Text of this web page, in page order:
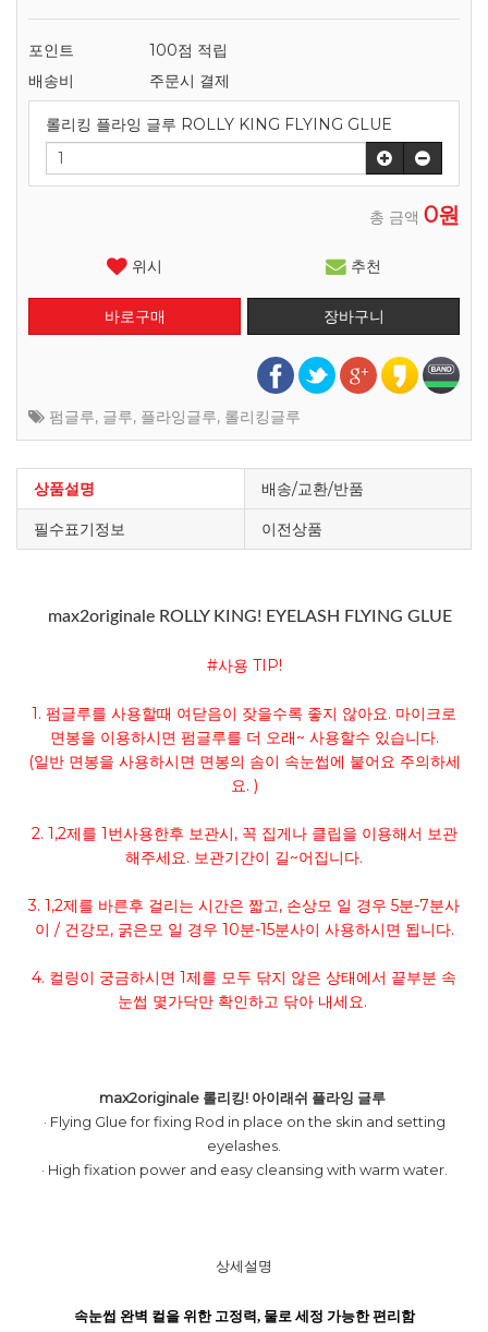
포인트
100점 적립
배송비
주문시 결제
롤리킹 플라잉 글루 ROLLY KING FLYING GLUE
총 금액 0원
위시 추천
펌글루, 글루, 플라잉글루, 롤리킹글루
상품설명 배송/교환/반품
필수표기정보 이전상품
max2originale ROLLY KING! EYELASH FLYING GLUE
#사용 TIP!
1. 펌글루를 사용할때 여닫음이 잦을수록 좋지 않아요. 마이크로
면봉을 이용하시면 펌글루를 더 오래~ 사용할수 있습니다.
(일반 면봉을 사용하시면 면봉의 솜이 속눈썹에 붙어요 주의하세
요. )
2. 1,2제를 1번사용한후 보관시, 꼭 집게나 클립을 이용해서 보관
해주세요. 보관기간이 길~어집니다.
3. 1,2제를 바른후 걸리는 시간은 짧고, 손상모 일 경우 5분-7분사
이 / 건강모, 굵은모 일 경우 10분-15분사이 사용하시면 됩니다.
4. 컬링이 궁금하시면 1제를 모두 닦지 않은 상태에서 끝부분 속
눈썹 몇가닥만 확인하고 닦아 내세요.
max2originale 롤리킹! 아이래쉬 플라잉 글루
· Flying Glue for fixing Rod in place on the skin and setting
eyelashes.
· High fixation power and easy cleansing with warm water.
상세설명
속눈썹 완벽 컬을 위한 고정력, 물로 세정 가능한 편리함